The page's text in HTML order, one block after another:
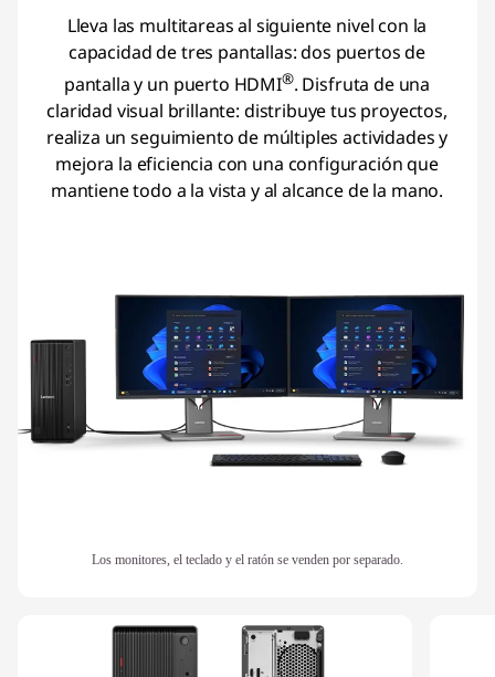
Los monitores, el teclado y el ratón se venden por separado.
Lleva las multitareas al siguiente nivel con la
capacidad de tres pantallas: dos puertos de
pantalla y un puerto HDMI®. Disfruta de una
claridad visual brillante: distribuye tus proyectos,
realiza un seguimiento de múltiples actividades y
mejora la eficiencia con una configuración que
mantiene todo a la vista y al alcance de la mano.